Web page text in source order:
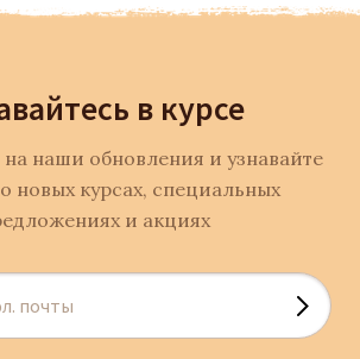
в курсе
наши обновления и узнавайте
новых курсах, специальных
и акциях